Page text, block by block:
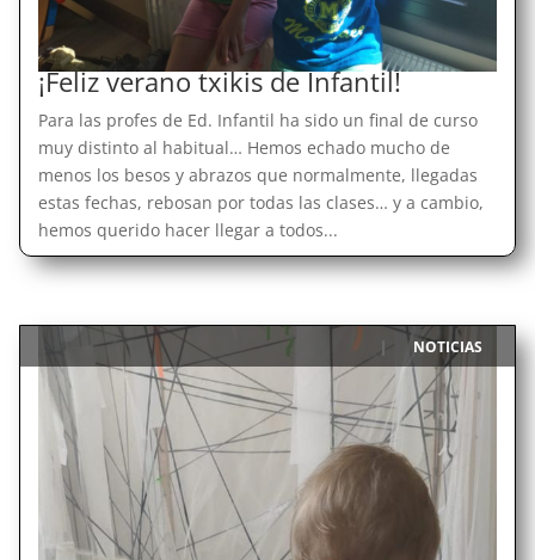
¡Feliz verano txikis de Infantil!
Para las profes de Ed. Infantil ha sido un final de curso
muy distinto al habitual… Hemos echado mucho de
menos los besos y abrazos que normalmente, llegadas
estas fechas, rebosan por todas las clases… y a cambio,
hemos querido hacer llegar a todos...
NOTICIAS